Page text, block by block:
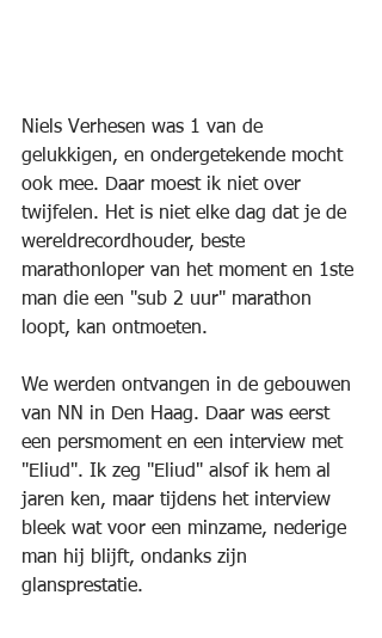
Niels Verhesen was 1 van de
gelukkigen, en ondergetekende mocht
ook mee. Daar moest ik niet over
twijfelen. Het is niet elke dag dat je de
wereldrecordhouder, beste
marathonloper van het moment en 1ste
man die een "sub 2 uur" marathon
loopt, kan ontmoeten.
We werden ontvangen in de gebouwen
van NN in Den Haag. Daar was eerst
een persmoment en een interview met
"Eliud". Ik zeg "Eliud" alsof ik hem al
jaren ken, maar tijdens het interview
bleek wat voor een minzame, nederige
man hij blijft, ondanks zijn
glansprestatie.